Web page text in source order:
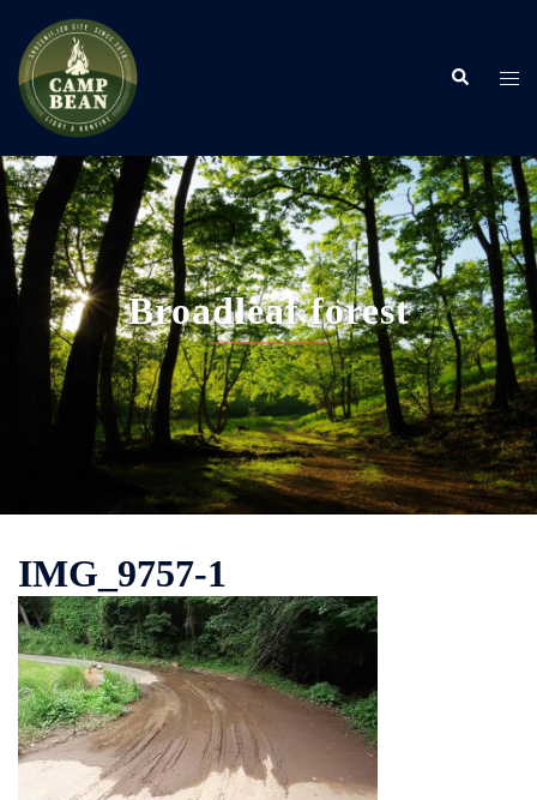
へ
ス
キ
ッ
プ
検
索
ト
メ
ニ
ュ
ー
Broadleaf forest
IMG_9757-1